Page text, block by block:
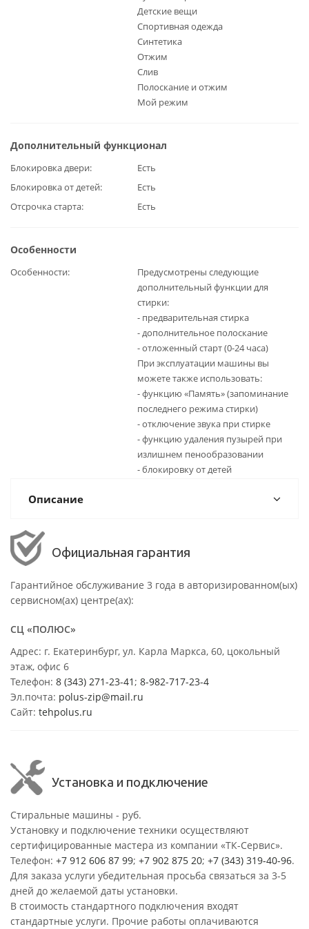
Детские вещи
Спортивная одежда
Синтетика
Отжим
Слив
Полоскание и отжим
Мой режим
Дополнительный функционал
Блокировка двери
Есть
Блокировка от детей
Есть
Отсрочка старта
Есть
Особенности
Особенности
Предусмотрены следующие
дополнительный функции для
стирки:
- предварительная стирка
- дополнительное полоскание
- отложенный старт (0-24 часа)
При эксплуатации машины вы
можете также использовать:
- функцию «Память» (запоминание
последнего режима стирки)
- отключение звука при стирке
- функцию удаления пузырей при
излишнем пенообразовании
- блокировку от детей
Описание
Официальная гарантия
Гарантийное обслуживание 3 года в авторизированном(ых)
сервисном(ах) центре(ах):
СЦ «ПОЛЮС»
Адрес: г. Екатеринбург, ул. Карла Маркса, 60, цокольный
этаж, офис 6
Телефон: 8 (343) 271-23-41 ; 8-982-717-23-4
Эл.почта: polus-zip@mail.ru
Сайт: tehpolus.ru
Установка и подключение
Стиральные машины - руб.
Установку и подключение техники осуществляют
сертифицированные мастера из компании «ТК-Сервис».
Телефон: +7 912 606 87 99; +7 902 875 20; +7 (343) 319-40-96.
Для заказа услуги убедительная просьба связаться за 3-5
дней до желаемой даты установки.
В стоимость стандартного подключения входят
стандартные услуги. Прочие работы оплачиваются